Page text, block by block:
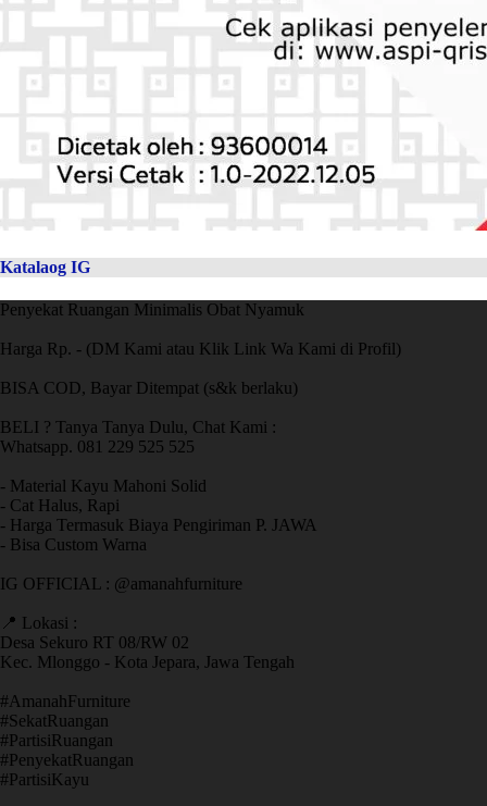
Katalaog IG
Penyekat Ruangan Minimalis Obat Nyamuk
Harga Rp. - (DM Kami atau Klik Link Wa Kami di Profil)
BISA COD, Bayar Ditempat (s&k berlaku)
BELI ? Tanya Tanya Dulu, Chat Kami :
Whatsapp. 081 229 525 525
- Material Kayu Mahoni Solid
- Cat Halus, Rapi
- Harga Termasuk Biaya Pengiriman P. JAWA
- Bisa Custom Warna
IG OFFICIAL : @amanahfurniture
📍 Lokasi :
Desa Sekuro RT 08/RW 02
Kec. Mlonggo - Kota Jepara, Jawa Tengah
​#AmanahFurniture
​#SekatRuangan
​#PartisiRuangan
​#PenyekatRuangan
​#PartisiKayu